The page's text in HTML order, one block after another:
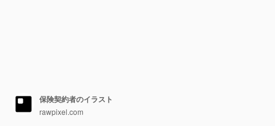
保険契約者のイラスト
rawpixel.com